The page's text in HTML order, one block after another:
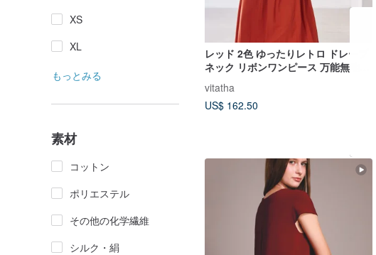
XS
XL
もっとみる
素材
コットン
ポリエステル
その他の化学繊維
シルク・絹
レッド 2色 ゆったりレトロ ドレープ
ネック リボンワンピース 万能無地
vitatha
US$ 162.50